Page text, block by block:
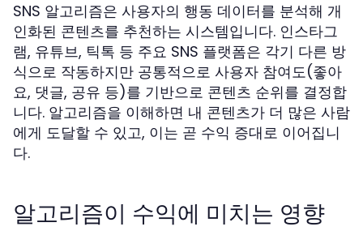
SNS 알고리즘은 사용자의 행동 데이터를 분석해 개
인화된 콘텐츠를 추천하는 시스템입니다. 인스타그
램, 유튜브, 틱톡 등 주요 SNS 플랫폼은 각기 다른 방
식으로 작동하지만 공통적으로 사용자 참여도(좋아
요, 댓글, 공유 등)를 기반으로 콘텐츠 순위를 결정합
니다. 알고리즘을 이해하면 내 콘텐츠가 더 많은 사람
에게 도달할 수 있고, 이는 곧 수익 증대로 이어집니
다.
알고리즘이 수익에 미치는 영향